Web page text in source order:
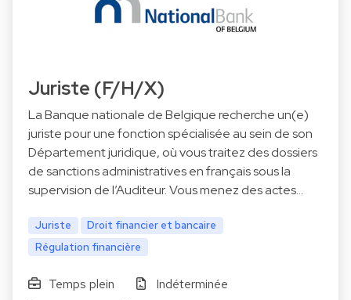
Juriste (F/H/X)
La Banque nationale de Belgique recherche un(e)
juriste pour une fonction spécialisée au sein de son
Département juridique, où vous traitez des dossiers
de sanctions administratives en français sous la
supervision de l’Auditeur. Vous menez des actes…
Juriste
Droit financier et bancaire
Régulation financière
Temps plein
Indéterminée